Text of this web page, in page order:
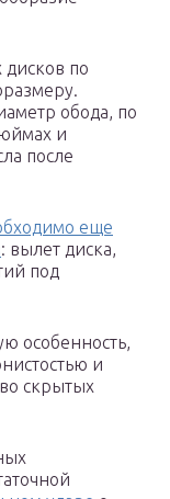
по
обода, по
и
после
еще
: вылет диска,
под
особенность,
и
скрытых